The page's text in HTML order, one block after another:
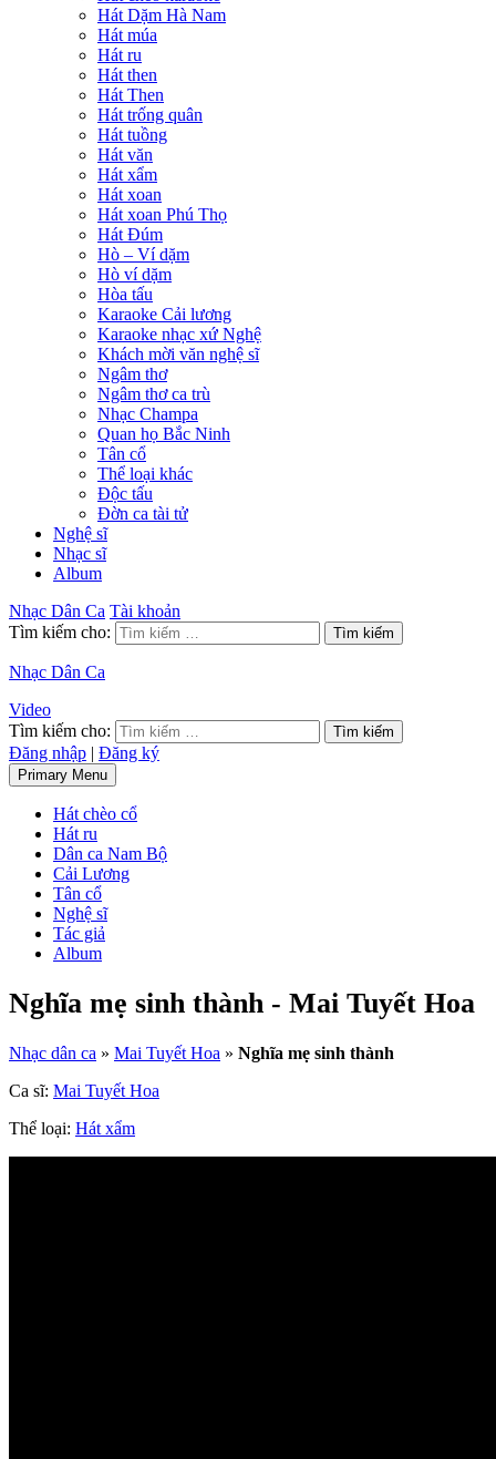
Hát Dặm Hà Nam
Hát múa
Hát ru
Hát then
Hát Then
Hát trống quân
Hát tuồng
Hát văn
Hát xẩm
Hát xoan
Hát xoan Phú Thọ
Hát Đúm
Hò – Ví dặm
Hò ví dặm
Hòa tấu
Karaoke Cải lương
Karaoke nhạc xứ Nghệ
Khách mời văn nghệ sĩ
Ngâm thơ
Ngâm thơ ca trù
Nhạc Champa
Quan họ Bắc Ninh
Tân cổ
Thể loại khác
Độc tấu
Đờn ca tài tử
Nghệ sĩ
Nhạc sĩ
Album
Nhạc Dân Ca Tài khoản
Tìm kiếm cho:
Nhạc Dân Ca
Video
Tìm kiếm cho:
Đăng nhập | Đăng ký
Primary Menu
Hát chèo cổ
Hát ru
Dân ca Nam Bộ
Cải Lương
Tân cổ
Nghệ sĩ
Tác giả
Album
Nghĩa mẹ sinh thành - Mai Tuyết Hoa
Nhạc dân ca » Mai Tuyết Hoa » Nghĩa mẹ sinh thành
Ca sĩ: Mai Tuyết Hoa
Thể loại: Hát xẩm